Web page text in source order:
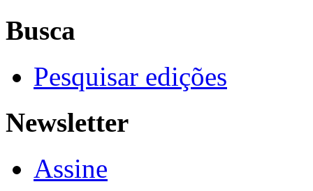
Busca
Pesquisar edições
Newsletter
Assine